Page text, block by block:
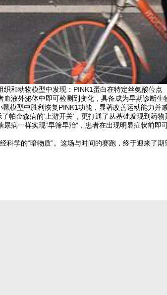
和动物模型中发现：PINK1蛋白在特定丝氨酸位
液外泌体中即可检测到变化，具备成为早期诊断生
模型中胜利恢复PINK1功能，显著改善运动能力
帕金森病的‘上游开关’，更打通了从基础发现到药
病一样实现“早筛早治”，患者在出现明显症状前
科学的“暗物质”。这场与时间的赛跑，终于迎来了期